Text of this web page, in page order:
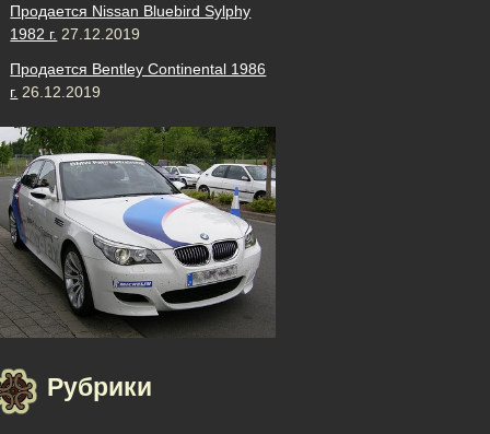
Продается Nissan Bluebird Sylphy
1982 г. 27.12.2019
Продается Bentley Continental 1986
г. 26.12.2019
Рубрики